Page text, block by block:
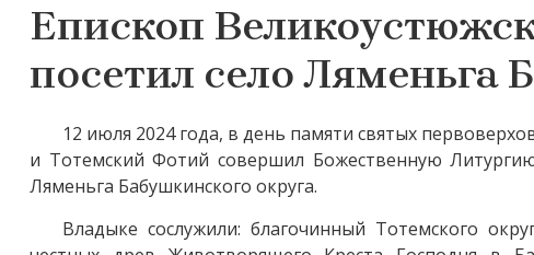
Епископ
посетил село Ляменьга
12 июля 2024 года, в день памяти святых
и Тотемский Фотий совершил Божественную
Ляменьга Бабушкинского округа.
Владыке сослужили: благочинный Тотемского